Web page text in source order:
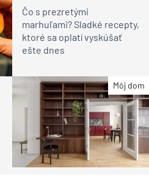
Čo s prezretými
marhuľami? Sladké recepty,
ktoré sa oplatí vyskúšať
ešte dnes
Môj dom